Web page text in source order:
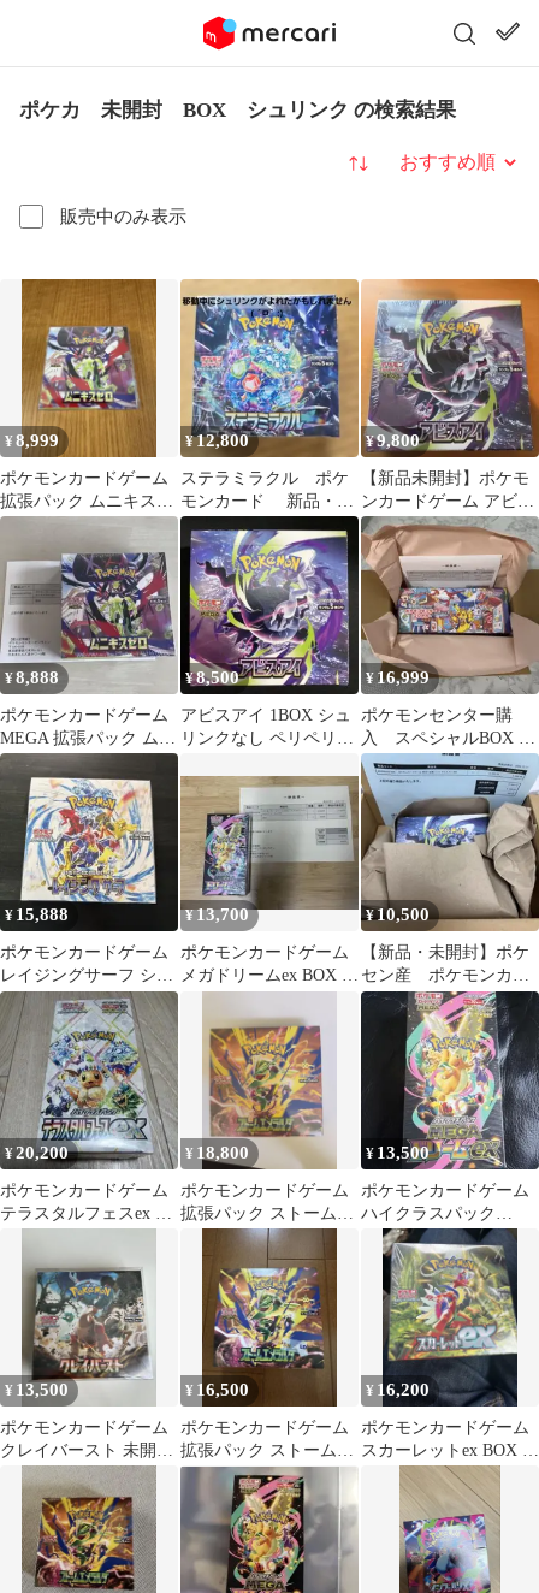
ポケカ 未開封 BOX シュリンク の検索結果
販売中のみ表示
並び替え
¥8,999
ポケモンカードゲーム
拡張パック ムニキスゼ
ロ1BOX 5枚入り
¥ 12,800
ステラミラクル ポケ
モンカード 新品・未
開封シュリンク付
1BOX ペリ付き
¥9,800
【新品未開封】ポケモ
ンカードゲーム アビス
アイ 1BOX シュリンク
付き
¥8,888
ポケモンカードゲーム
MEGA 拡張パック ムニ
キスゼロ BOX
¥8,500
アビスアイ 1BOX シュ
リンクなし ペリペリあ
¥ 16,999
ポケモンセンター購
入 スペシャルBOX ポ
ケモンセンターフクオ
カ
¥ 15,888
ポケモンカードゲーム
レイジングサーフ シュ
リンク付 未開封BOX
¥13,700
ポケモンカードゲーム
メガドリームex BOX シ
¥10,500
【新品・未開封】ポケ
セン産 ポケモンカー
ド アビスアイ 1BOX
シュリンク付き
¥20,200
ポケモンカードゲーム
テラスタルフェスex シ
¥ 18,800
ポケモンカードゲーム
拡張パック ストームエ
メラルダ シュリンク付
¥ 13,500
ポケモンカードゲーム
ハイクラスパック
MEGA ドリームex シュ
リンク付
¥ 13,500
ポケモンカードゲーム
クレイバースト 未開封
¥ 16,500
ポケモンカードゲーム
拡張パック ストームエ
メラルダ BOX
¥ 16,200
ポケモンカードゲーム
スカーレットex BOX シ
ュリンク付き